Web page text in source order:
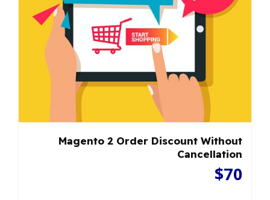
Magento 2 Order Discount Without
Cancellation
$70